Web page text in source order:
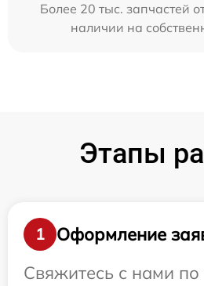
Более 20 тыс. запчастей
наличии на
Этапы
1
Оформление
Свяжитесь с нами